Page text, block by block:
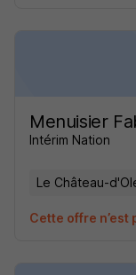
Menuisier
Intérim Nation
Le Château-
Cette offre